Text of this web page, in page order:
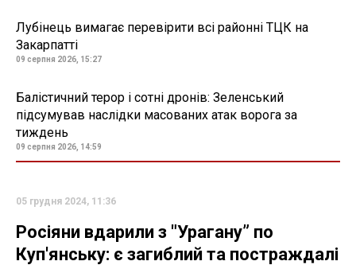
Лубінець вимагає перевірити всі районні ТЦК на
Закарпатті
09 серпня 2026, 15:27
Балістичний терор і сотні дронів: Зеленський
підсумував наслідки масованих атак ворога за
тиждень
09 серпня 2026, 14:59
05 грудня 2024, 11:36
Росіяни вдарили з "Урагану” по
Куп'янську: є загиблий та постраждалі